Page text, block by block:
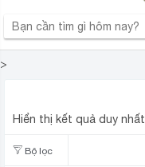
>
Hiển thị kết quả duy nhất
Bộ lọc